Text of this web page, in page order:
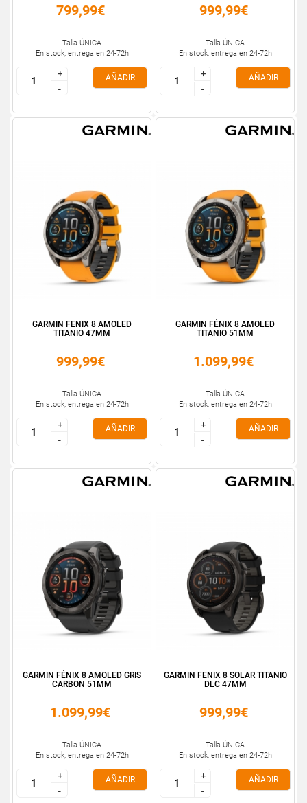
799,99€
Talla ÚNICA
En stock, entrega en 24-72h
+
-
+
-
AÑADIR
999,99€
Talla ÚNICA
En stock, entrega en 24-72h
+
-
+
-
AÑADIR
GARMIN FENIX 8 AMOLED
TITANIO 47MM
999,99€
Talla ÚNICA
En stock, entrega en 24-72h
+
-
+
-
AÑADIR
GARMIN FÉNIX 8 AMOLED
TITANIO 51MM
1.099,99€
Talla ÚNICA
En stock, entrega en 24-72h
+
-
+
-
AÑADIR
GARMIN FÉNIX 8 AMOLED GRIS
CARBON 51MM
1.099,99€
Talla ÚNICA
En stock, entrega en 24-72h
+
-
+
-
AÑADIR
GARMIN FENIX 8 SOLAR TITANIO
DLC 47MM
999,99€
Talla ÚNICA
En stock, entrega en 24-72h
+
-
+
-
AÑADIR